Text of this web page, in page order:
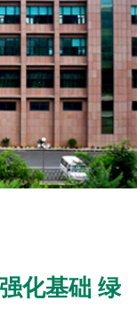
化基础 绿